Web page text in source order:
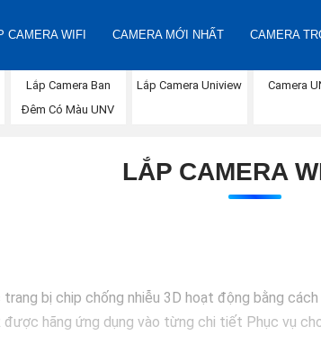
CAMERA WIFI CAMERA MỚI NHẤT CAMERA
Lắp Camera Ban
Đêm Có Màu UNV
Lắp Camera Uniview Camera
LẮP CAMERA
bị chip chống nhiễu 3D hoạt động bằng
được hãng ứng dụng vào từng chi tiết Phục vụ